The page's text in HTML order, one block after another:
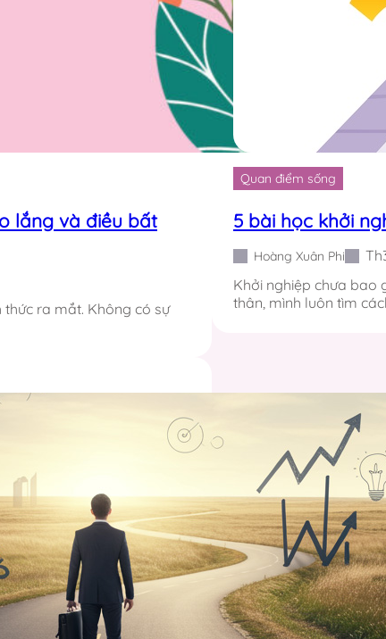
lắng và điều bất
thức ra mắt. Không có sự
Quan điểm sống
5 bài học khởi
Hoàng Xuân Phi
Khởi nghiệp chưa bao
thân, mình luôn tìm